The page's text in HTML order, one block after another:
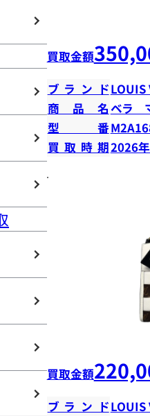
買取金額
ブランドLOUIS
商品名ベラ
型番
買取時期2026
買取金額
ブランドLOUIS